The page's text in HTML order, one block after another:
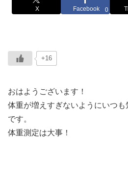
X Facebook 0
+16
おはようございます！
体重が増えすぎないようにいつ
です。
体重測定は大事！